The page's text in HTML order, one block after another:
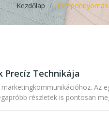
Kezdőlap Tamponnyomás
Precíz Technikája
részletek is pontosan